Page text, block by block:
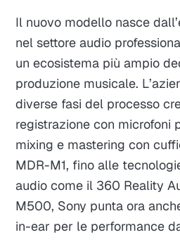
Il nuovo modello nasce
nel settore audio
un ecosistema più ampio
produzione musicale.
diverse fasi del processo
registrazione con microfoni
mixing e mastering con
MDR-M1, fino alle
audio come il 360 Reality
M500, Sony punta ora
in-ear per le performance